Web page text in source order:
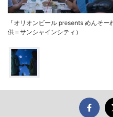
「オリオンビール presents めんそ
供＝サンシャインシティ）